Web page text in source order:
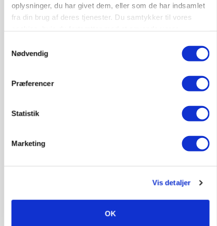
oplysninger, du har givet dem, eller som de har indsamlet
fra din brug af deres tjenester. Du samtykker til vores
Nødvendig
Præferencer
Statistik
Marketing
Vis detaljer
OK
Medarbejdere til griseproduktion
Kalvepasser til ejendom i udvikling søges